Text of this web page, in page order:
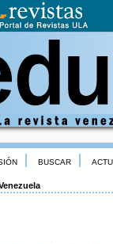
BUSCAR